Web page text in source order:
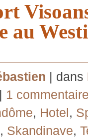
au
| dans
| 1
, Hotel,
, Skandinave,